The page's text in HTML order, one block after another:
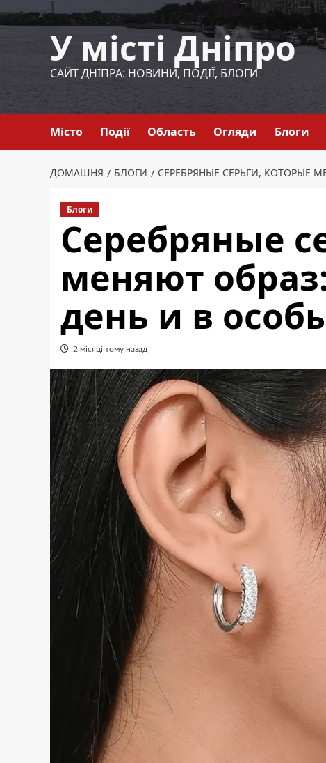
до
У місті Дніпро
САЙТ ДНІПРА: НОВИНИ, ПОДІЇ, БЛОГИ
Місто Події Область Огляди Блоги
ДОМАШНЯ БЛОГИ СЕРЕБРЯНЫЕ СЕРЬГИ,
Блоги
Серебряные
меняют
день и в
2 місяці тому назад